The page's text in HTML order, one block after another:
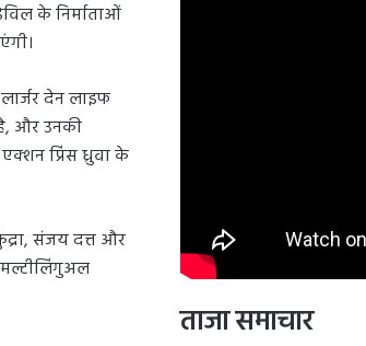
के निर्माताओं
देन लाइफ
और उनकी
प्रिंस ध्रुवा के
संजय दत्त और
मल्टीलिंगुअल
ताजा समाचार